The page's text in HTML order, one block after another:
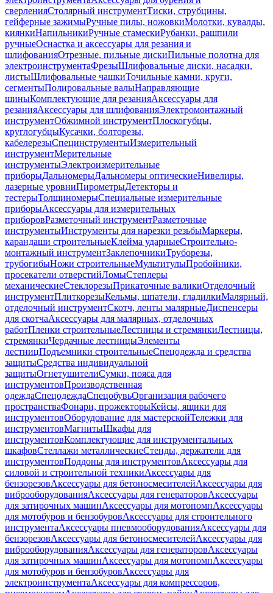
сверленияСтолярный инструментТиски, струбцины,
гейферные зажимыРучные пилы, ножовкиМолотки, кувалды,
киянкиНапильникиРучные стамескиРубанки, рашпили
ручныеОснастка и аксессуары для резания и
шлифованияОтрезные, пильные дискиПильные полотна для
электроинструментаФрезыШлифовальные диски, насадки,
листыШлифовальные чашкиТочильные камни, круги,
сегментыПолировальные валыНаправляющие
шиныКомплектующие для резанияАксессуары для
резанияАксессуары для шлифованияЭлектромонтажный
инструментОбжимной инструментПлоскогубцы,
круглогубцыКусачки, болторезы,
кабелерезыСпецинструментыИзмерительный
инструментМерительные
инструментыЭлектроизмерительные
приборыДальномерыДальномеры оптическиеНивелиры,
лазерные уровниПирометрыДетекторы и
тестерыТолщиномерыСпециальные измерительные
приборыАксессуары для измерительных
приборовРазметочный инструментРазметочные
инструментыИнструменты для нарезки резьбыМаркеры,
карандаши строительныеКлейма ударныеСтроительно-
монтажный инструментЗаклепочникиТруборезы,
трубогибыНожи строительныеМультитулыПробойники,
просекатели отверстийЛомыСтеплеры
механическиеСтеклорезыПрикаточные валикиОтделочный
инструментПлиткорезыКельмы, шпатели, гладилкиМалярный,
отделочный инструментСкотч, ленты малярныеДиспенсеры
для скотчаАксессуары для малярных, отделочных
работПленки строительныеЛестницы и стремянкиЛестницы,
стремянкиЧердачные лестницыЭлементы
лестницПодъемники строительныеСпецодежда и средства
защитыСредства индивидуальной
защитыОгнетушителиСумки, пояса для
инструментовПроизводственная
одеждаСпецодеждаСпецобувьОрганизация рабочего
пространстваФонари, прожекторыКейсы, ящики для
инструментовОборудование для мастерскойТележки для
инструментовМагнитыШкафы для
инструментовКомплектующие для инструментальных
шкафовСтеллажи металлическиеСтенды, держатели для
инструментовПоддоны для инструментовАксессуары для
силовой и строительной техникиАксессуары для
бензорезовАксессуары для бетоносмесителейАксессуары для
виброоборудованияАксессуары для генераторовАксессуары
для затирочных машинАксессуары для мотопомпАксессуары
для мотобуров и бензобуровАксессуары для строительного
инструментаАксессуары пневмооборудованияАксессуары для
бензорезовАксессуары для бетоносмесителейАксессуары для
виброоборудованияАксессуары для генераторовАксессуары
для затирочных машинАксессуары для мотопомпАксессуары
для мотобуров и бензобуровАксессуары для
электроинструментаАксессуары для компрессоров,